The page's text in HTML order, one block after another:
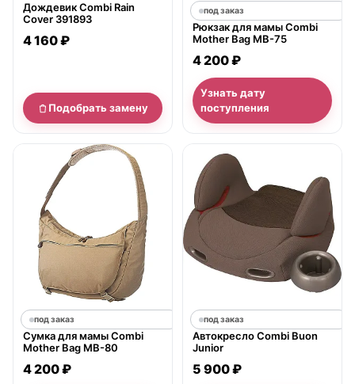
Дождевик Combi Rain
Cover 391893
4 160 ₽
Подобрать замену
под заказ
Рюкзак для мамы Combi
Mother Bag MB-75
4 200 ₽
Узнать дату
поступления
под заказ
Сумка для мамы Combi
Mother Bag MB-80
4 200 ₽
под заказ
Автокресло Combi Buon
Junior
5 900 ₽